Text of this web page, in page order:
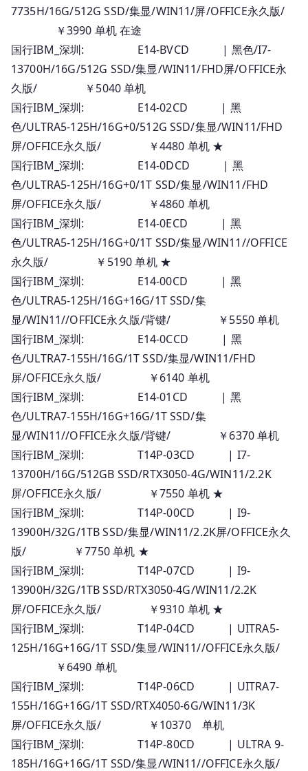
7735H/16G/512G SSD/集显/WIN11/屏/OFFICE永久版/
￥3990 单机 在途
国行IBM_深圳: E14-BVCD | 黑色/I7-
13700H/16G/512G SSD/集显/WIN11/FHD屏/OFFICE永
久版/ ￥5040 单机
国行IBM_深圳: E14-02CD | 黑
色/ULTRA5-125H/16G+0/512G SSD/集显/WIN11/FHD
屏/OFFICE永久版/ ￥4480 单机 ★
国行IBM_深圳: E14-0DCD | 黑
色/ULTRA5-125H/16G+0/1T SSD/集显/WIN11/FHD
屏/OFFICE永久版/ ￥4860 单机
国行IBM_深圳: E14-0ECD | 黑
色/ULTRA5-125H/16G+0/1T SSD/集显/WIN11//OFFICE
永久版/ ￥5190 单机 ★
国行IBM_深圳: E14-00CD | 黑
色/ULTRA5-125H/16G+16G/1T SSD/集
显/WIN11//OFFICE永久版/背键/ ￥5550 单机
国行IBM_深圳: E14-0CCD | 黑
色/ULTRA7-155H/16G/1T SSD/集显/WIN11/FHD
屏/OFFICE永久版/ ￥6140 单机
国行IBM_深圳: E14-01CD | 黑
色/ULTRA7-155H/16G+16G/1T SSD/集
显/WIN11//OFFICE永久版/背键/ ￥6370 单机
国行IBM_深圳: T14P-03CD | I7-
13700H/16G/512GB SSD/RTX3050-4G/WIN11/2.2K
屏/OFFICE永久版/ ￥7550 单机 ★
国行IBM_深圳: T14P-00CD | I9-
13900H/32G/1TB SSD/集显/WIN11/2.2K屏/OFFICE永久
版/ ￥7750 单机 ★
国行IBM_深圳: T14P-07CD | I9-
13900H/32G/1TB SSD/RTX3050-4G/WIN11/2.2K
屏/OFFICE永久版/ ￥9310 单机 ★
国行IBM_深圳: T14P-04CD | UITRA5-
125H/16G+16G/1T SSD/集显/WIN11//OFFICE永久版/
￥6490 单机
国行IBM_深圳: T14P-06CD | UITRA7-
155H/16G+16G/1T SSD/RTX4050-6G/WIN11/3K
屏/OFFICE永久版/ ￥10370 单机
国行IBM_深圳: T14P-80CD | ULTRA 9-
185H/16G+16G/1T SSD/集显/WIN11//OFFICE永久版/